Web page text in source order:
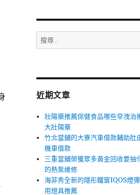
搜
尋
字:
近期文章
壯陽藥推薦保健食品哪些早洩治
大壯陽藥
竹北當舖的大寮汽車借款輔助肚
機車借款
三重當舖榮獲眾多黃金回收要抽
的熱泵維修
海菲秀全新的隱形鐵窗IQOS煙
用燈具推薦